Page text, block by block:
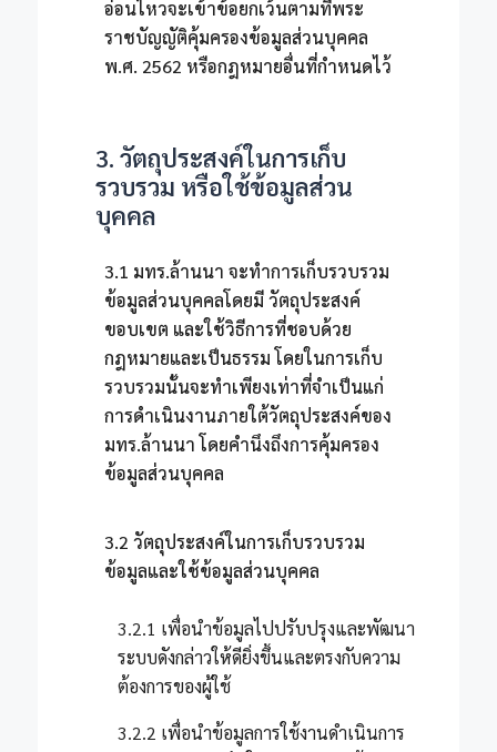
อ่อนไหวจะเข้าข้อยกเว้นตามที่พระ
ราชบัญญัติคุ้มครองข้อมูลส่วนบุคคล
พ.ศ. 2562 หรือกฎหมายอื่นที่กำหนดไว้
3. วัตถุประสงค์ในการเก็บ
รวบรวม หรือใช้ข้อมูลส่วน
บุคคล
3.1 มทร.ล้านนา จะทำการเก็บรวบรวม
ข้อมูลส่วนบุคคลโดยมี วัตถุประสงค์
ขอบเขต และใช้วิธีการที่ชอบด้วย
กฎหมายและเป็นธรรม โดยในการเก็บ
รวบรวมนั้นจะทำเพียงเท่าที่จำเป็นแก่
การดำเนินงานภายใต้วัตถุประสงค์ของ
มทร.ล้านนา โดยคำนึงถึงการคุ้มครอง
ข้อมูลส่วนบุคคล
3.2 วัตถุประสงค์ในการเก็บรวบรวม
ข้อมูลและใช้ข้อมูลส่วนบุคคล
3.2.1 เพื่อนำข้อมูลไปปรับปรุงและพัฒนา
ระบบดังกล่าวให้ดียิ่งขึ้นและตรงกับความ
ต้องการของผู้ใช้
3.2.2 เพื่อนำข้อมูลการใช้งานดำเนินการ